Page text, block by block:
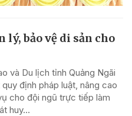
lý, bảo vệ di sản cho
và Du lịch tỉnh Quảng Ngãi
định pháp luật, nâng cao
cho đội ngũ trực tiếp làm
huy...